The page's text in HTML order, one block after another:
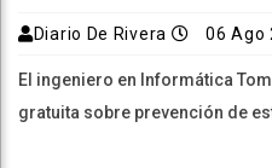
Diario De Rivera 06 Ago
El ingeniero en Informática
gratuita sobre prevención de